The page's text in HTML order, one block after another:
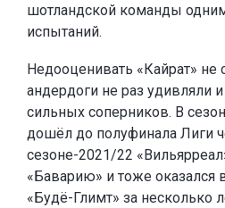
шотландской команды
испытаний.
Недооценивать «Кайрат» не
андердоги не раз удивляли
сильных соперников. В
дошёл до полуфинала Лиги
сезоне-2021/22
«Баварию» и тоже оказался
«Будё-Глимт» за несколько